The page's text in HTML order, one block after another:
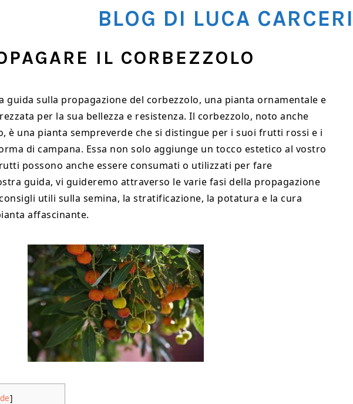
BLOG DI LUCA CARCERI
IL CORBEZZOLO
guida sulla propagazione del corbezzolo, una pianta ornamentale e
per la sua bellezza e resistenza. Il corbezzolo, noto anche
è una pianta sempreverde che si distingue per i suoi frutti rossi e i
di campana. Essa non solo aggiunge un tocco estetico al vostro
possono anche essere consumati o utilizzati per fare
guida, vi guideremo attraverso le varie fasi della propagazione
utili sulla semina, la stratificazione, la potatura e la cura
affascinante.
]